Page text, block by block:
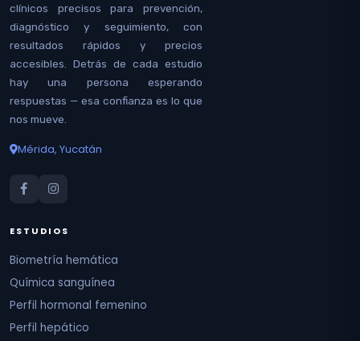
clínicos precisos para prevención,
diagnóstico y seguimiento, con
resultados rápidos y precios
accesibles. Detrás de cada estudio
hay una persona esperando
respuestas — esa confianza es lo que
nos mueve.
Mérida, Yucatán
ESTUDIOS
Biometría hemática
Química sanguínea
Perfil hormonal femenino
Perfil hepático